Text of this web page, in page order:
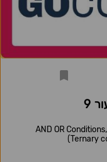
9
JavaScript - תנאים של או/וגם - AND OR Conditions,
Ternary